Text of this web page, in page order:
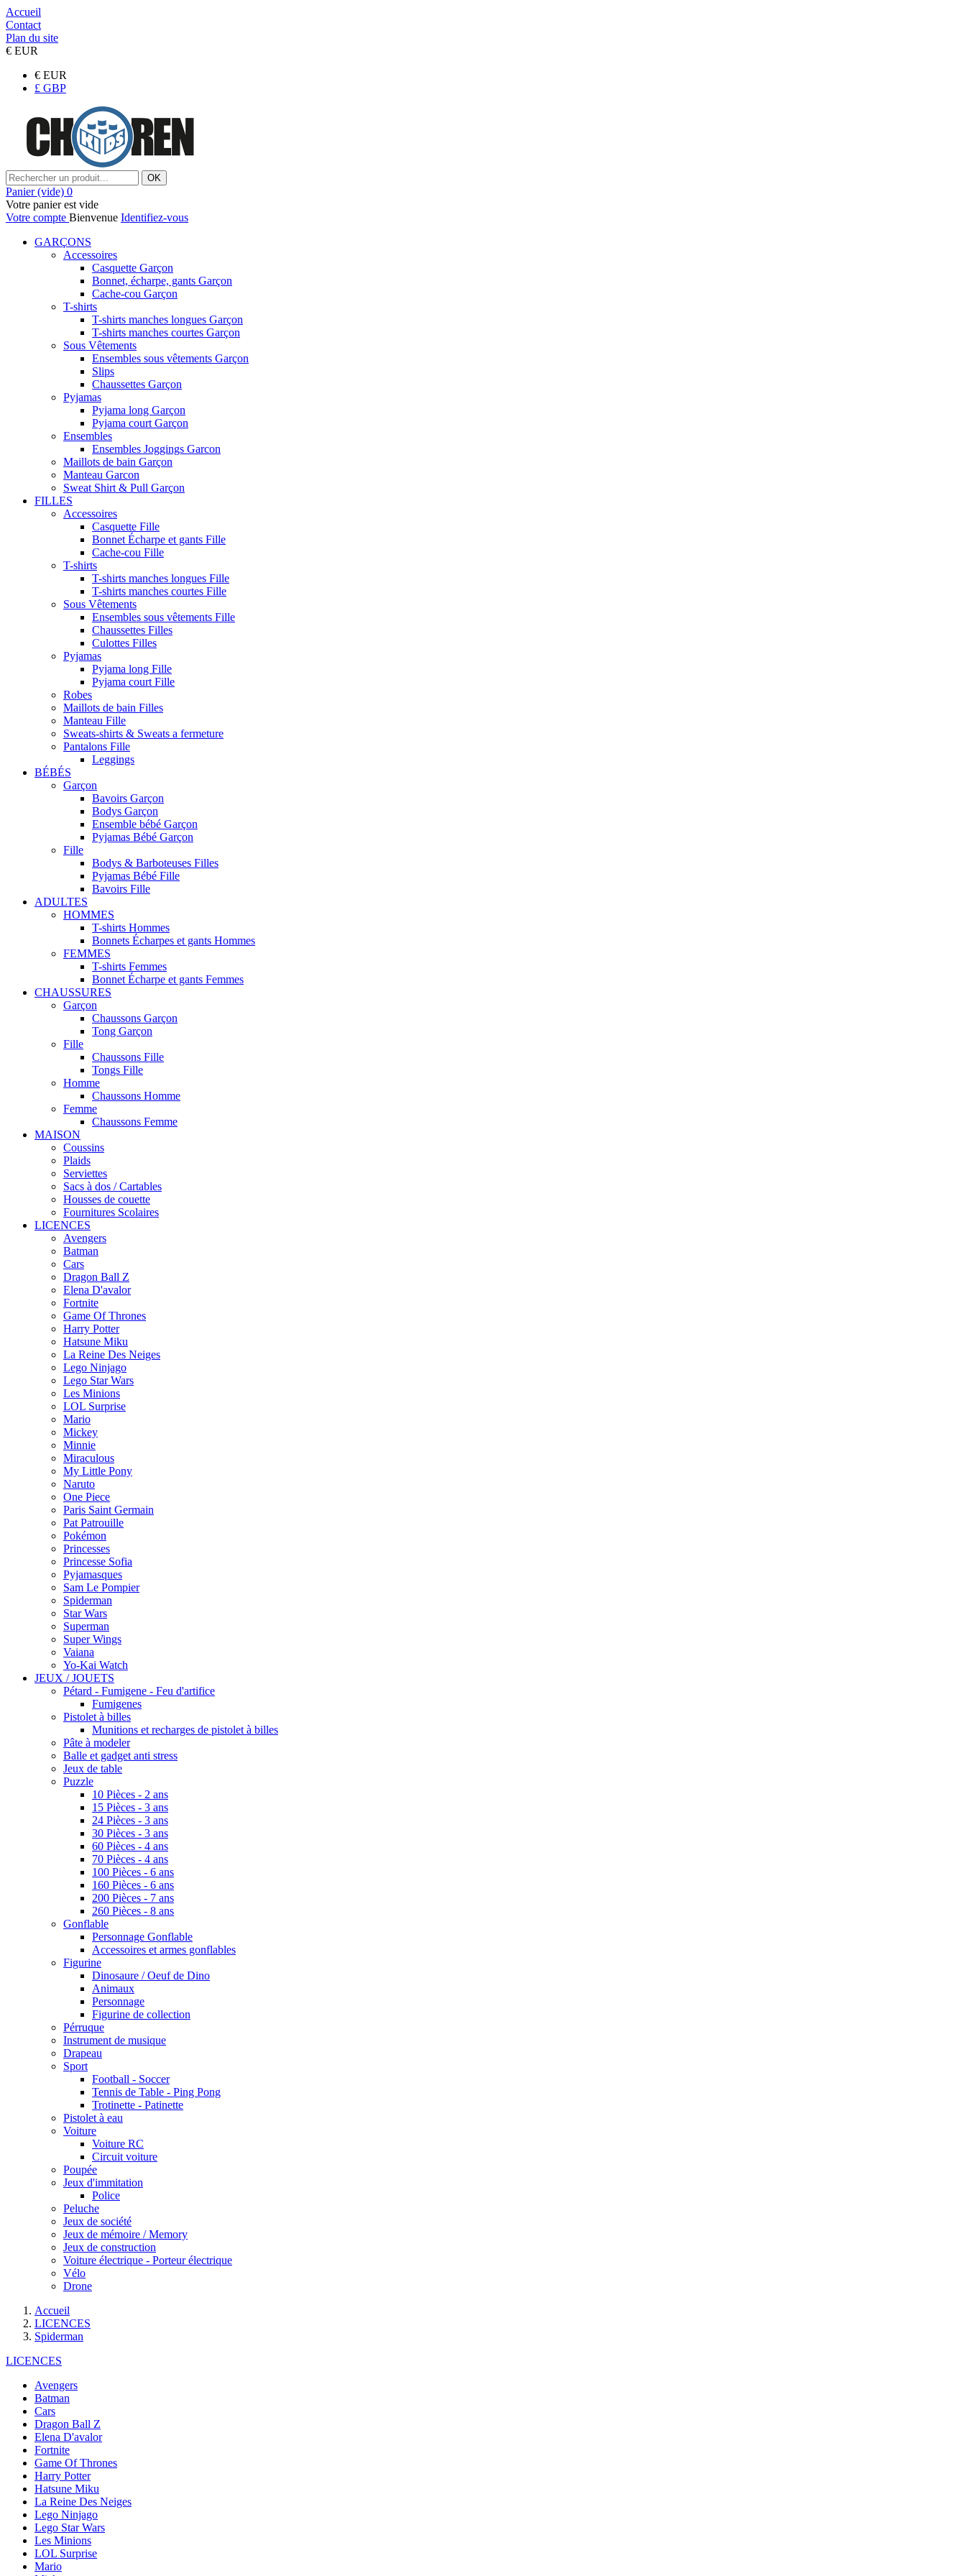
Accueil
Contact
Plan du site
€ EUR
€ EUR
£ GBP
OK
Panier (vide) 0
Votre panier est vide
Votre compte Bienvenue Identifiez-vous
GARÇONS
Accessoires
Casquette Garçon
Bonnet, écharpe, gants Garçon
Cache-cou Garçon
T-shirts
T-shirts manches longues Garçon
T-shirts manches courtes Garçon
Sous Vêtements
Ensembles sous vêtements Garçon
Slips
Chaussettes Garçon
Pyjamas
Pyjama long Garçon
Pyjama court Garçon
Ensembles
Ensembles Joggings Garcon
Maillots de bain Garçon
Manteau Garcon
Sweat Shirt & Pull Garçon
FILLES
Accessoires
Casquette Fille
Bonnet Écharpe et gants Fille
Cache-cou Fille
T-shirts
T-shirts manches longues Fille
T-shirts manches courtes Fille
Sous Vêtements
Ensembles sous vêtements Fille
Chaussettes Filles
Culottes Filles
Pyjamas
Pyjama long Fille
Pyjama court Fille
Robes
Maillots de bain Filles
Manteau Fille
Sweats-shirts & Sweats a fermeture
Pantalons Fille
Leggings
BÉBÉS
Garçon
Bavoirs Garçon
Bodys Garçon
Ensemble bébé Garçon
Pyjamas Bébé Garçon
Fille
Bodys & Barboteuses Filles
Pyjamas Bébé Fille
Bavoirs Fille
ADULTES
HOMMES
T-shirts Hommes
Bonnets Écharpes et gants Hommes
FEMMES
T-shirts Femmes
Bonnet Écharpe et gants Femmes
CHAUSSURES
Garçon
Chaussons Garçon
Tong Garçon
Fille
Chaussons Fille
Tongs Fille
Homme
Chaussons Homme
Femme
Chaussons Femme
MAISON
Coussins
Plaids
Serviettes
Sacs à dos / Cartables
Housses de couette
Fournitures Scolaires
LICENCES
Avengers
Batman
Cars
Dragon Ball Z
Elena D'avalor
Fortnite
Game Of Thrones
Harry Potter
Hatsune Miku
La Reine Des Neiges
Lego Ninjago
Lego Star Wars
Les Minions
LOL Surprise
Mario
Mickey
Minnie
Miraculous
My Little Pony
Naruto
One Piece
Paris Saint Germain
Pat Patrouille
Pokémon
Princesses
Princesse Sofia
Pyjamasques
Sam Le Pompier
Spiderman
Star Wars
Superman
Super Wings
Vaiana
Yo-Kai Watch
JEUX / JOUETS
Pétard - Fumigene - Feu d'artifice
Fumigenes
Pistolet à billes
Munitions et recharges de pistolet à billes
Pâte à modeler
Balle et gadget anti stress
Jeux de table
Puzzle
10 Pièces - 2 ans
15 Pièces - 3 ans
24 Pièces - 3 ans
30 Pièces - 3 ans
60 Pièces - 4 ans
70 Pièces - 4 ans
100 Pièces - 6 ans
160 Pièces - 6 ans
200 Pièces - 7 ans
260 Pièces - 8 ans
Gonflable
Personnage Gonflable
Accessoires et armes gonflables
Figurine
Dinosaure / Oeuf de Dino
Animaux
Personnage
Figurine de collection
Pérruque
Instrument de musique
Drapeau
Sport
Football - Soccer
Tennis de Table - Ping Pong
Trotinette - Patinette
Pistolet à eau
Voiture
Voiture RC
Circuit voiture
Poupée
Jeux d'immitation
Police
Peluche
Jeux de société
Jeux de mémoire / Memory
Jeux de construction
Voiture électrique - Porteur électrique
Vélo
Drone
Accueil
LICENCES
Spiderman
LICENCES
Avengers
Batman
Cars
Dragon Ball Z
Elena D'avalor
Fortnite
Game Of Thrones
Harry Potter
Hatsune Miku
La Reine Des Neiges
Lego Ninjago
Lego Star Wars
Les Minions
LOL Surprise
Mario